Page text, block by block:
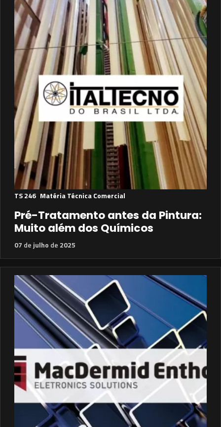
TS 246 Matéria Técnica Comercial
Pré-Tratamento antes da Pintura:
Muito além dos Químicos
07 de julho de 2025